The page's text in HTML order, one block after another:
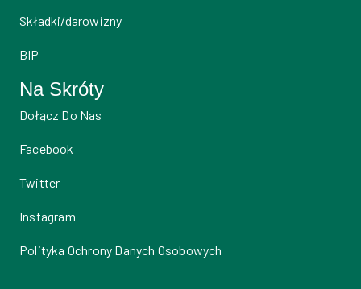
Składki/darowizny
BIP
Na Skróty
Dołącz Do Nas
Facebook
Twitter
Instagram
Polityka Ochrony Danych Osobowych